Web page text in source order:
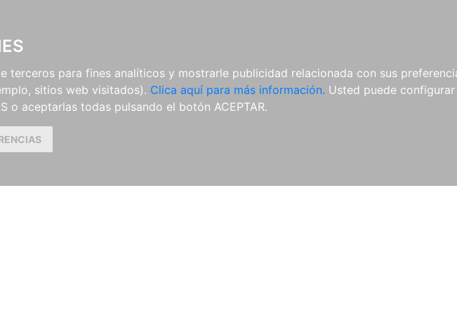
terceros para fines analíticos y mostrarle publicidad relacionada con sus
sitios web visitados). Clica aquí para más información. Usted puede
o aceptarlas todas pulsando el botón ACEPTAR.
EDITORIAL E-BOOKS
de Derecho PrivadoRevista Española de Derecho Deportivo